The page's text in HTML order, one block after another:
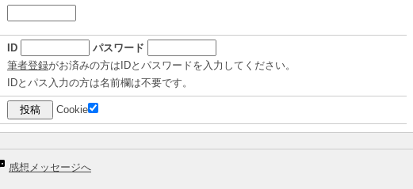
ID
パスワード
筆者登録がお済みの方はIDとパスワードを入力してください。
IDとパス入力の方は名前欄は不要です。
Cookie
感想メッセージへ